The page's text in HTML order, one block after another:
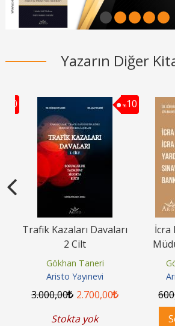
1 2 3 4 5
Yazarın Diğer
10 %10
Trafik Kazaları Davaları
2 Cilt
Gökhan Taneri
Aristo Yayınevi
3.000,00 2.700,00
Stokta yok
İcra
600